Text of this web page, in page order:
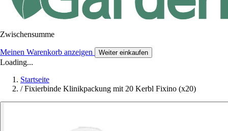
Zwischensumme
Meinen Warenkorb anzeigen Weiter einkaufen
Loading...
Startseite
/ Fixierbinde Klinikpackung mit 20 Kerbl Fixino (x20)